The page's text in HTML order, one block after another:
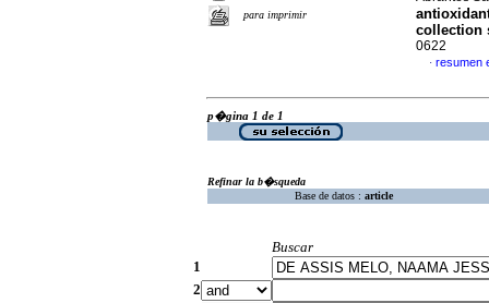
para imprimir
collection
0622
· resumen
p�gina 1 de 1
Refinar la b�squeda
Base de datos : article
Buscar
1
2